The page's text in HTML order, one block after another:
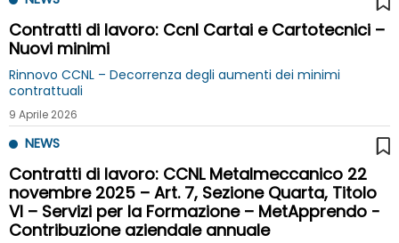
Contratti di lavoro: Ccnl Cartai e Cartotecnici –
Nuovi minimi
Rinnovo CCNL – Decorrenza degli aumenti dei minimi
contrattuali
9 Aprile 2026
NEWS
Contratti di lavoro: CCNL Metalmeccanico 22
novembre 2025 – Art. 7, Sezione Quarta, Titolo
VI – Servizi per la Formazione – MetApprendo -
Contribuzione aziendale annuale